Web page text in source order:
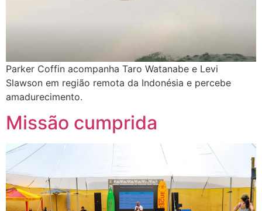
Parker Coffin acompanha Taro Watanabe e Levi
Slawson em região remota da Indonésia e percebe
amadurecimento.
Missão cumprida